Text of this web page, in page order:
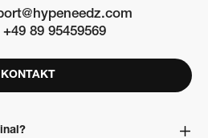
89 95459569
KONTAKT